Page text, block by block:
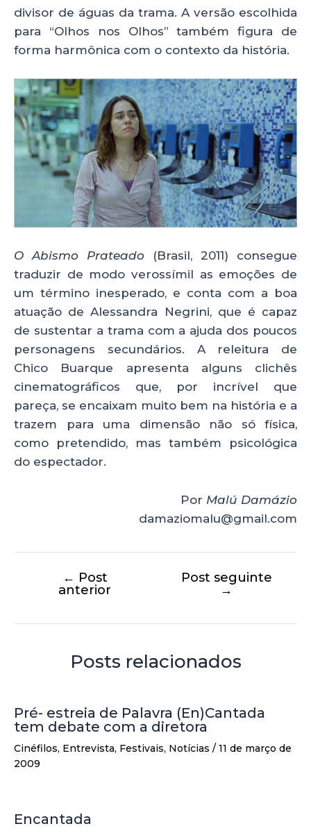
divisor de águas da trama. A versão escolhida
para “Olhos nos Olhos” também figura de
forma harmônica com o contexto da história.
O Abismo Prateado (Brasil, 2011) consegue
traduzir de modo verossímil as emoções de
um término inesperado, e conta com a boa
atuação de Alessandra Negrini, que é capaz
de sustentar a trama com a ajuda dos poucos
personagens secundários. A releitura de
Chico Buarque apresenta alguns clichês
cinematográficos que, por incrível que
pareça, se encaixam muito bem na história e a
trazem para uma dimensão não só física,
como pretendido, mas também psicológica
do espectador.
Por Malú Damázio
damaziomalu@gmail.com
← Post
anterior
Post seguinte
→
Posts relacionados
Pré- estreia de Palavra (En)Cantada
tem debate com a diretora
Cinéfilos, Entrevista, Festivais, Notícias / 11 de março de
2009
Encantada